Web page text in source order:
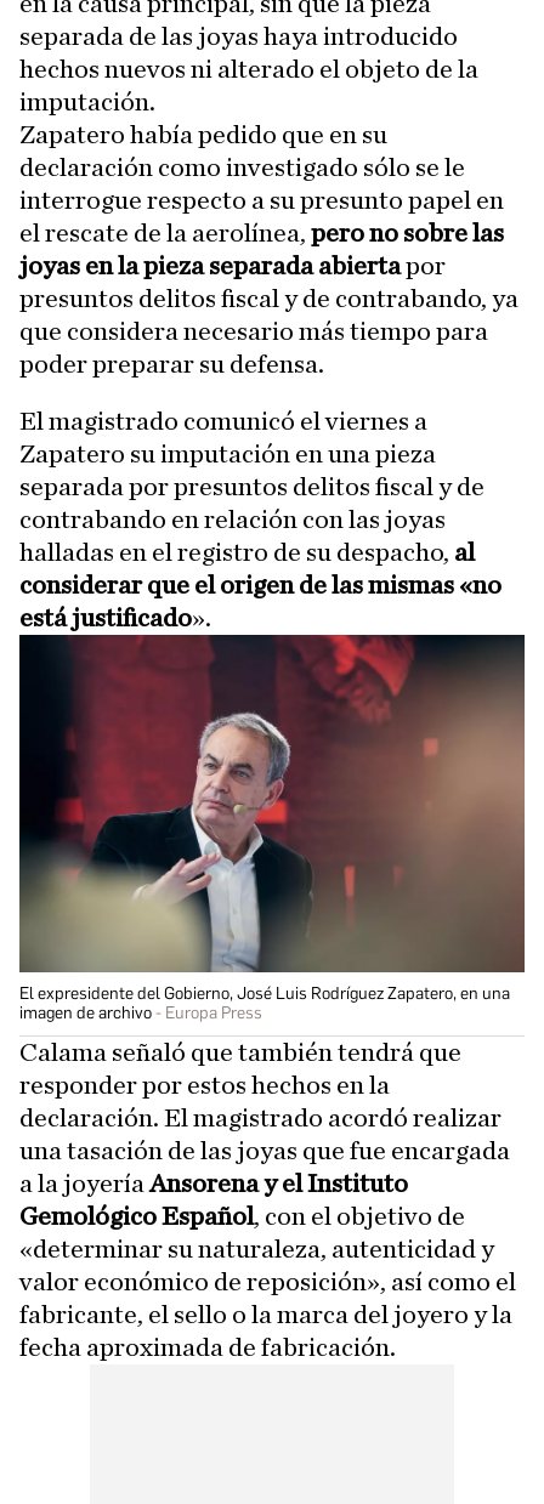
separada de las joyas haya introducido
hechos nuevos ni alterado el objeto de la
imputación.
Zapatero había pedido que en su
declaración como investigado sólo se le
interrogue respecto a su presunto papel en
el rescate de la aerolínea, pero no sobre las
joyas en la pieza separada abiertapor
presuntos delitos fiscal y de contrabando, ya
que considera necesario más tiempo para
poder preparar su defensa.
El magistrado comunicó el viernes a
Zapatero su imputación en una pieza
separada por presuntos delitos fiscal y de
contrabando en relación con las joyas
halladas en el registro de su despacho, al
considerar que el origen de las mismas «no
está justificado».
El expresidente del Gobierno, José Luis Rodríguez Zapatero, en una
imagen de archivo
Europa Press
Calama señaló que también tendrá que
responder por estos hechos en la
declaración. El magistrado acordó realizar
una tasación de las joyas que fue encargada
a la joyería Ansorena y el Instituto
Gemológico Español, con el objetivo de
«determinar su naturaleza, autenticidad y
valor económico de reposición», así como el
fabricante, el sello o la marca del joyero y la
fecha aproximada de fabricación.